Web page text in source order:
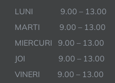
LUNI 9.00 – 13.00
MARTI 9.00 – 13.00
MIERCURI 9.00 – 13.00
JOI 9.00 – 13.00
VINERI 9.00 – 13.00